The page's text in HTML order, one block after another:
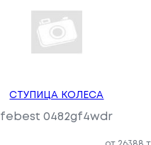
СТУПИЦА КОЛЕСА
febest 0482gf4wdr